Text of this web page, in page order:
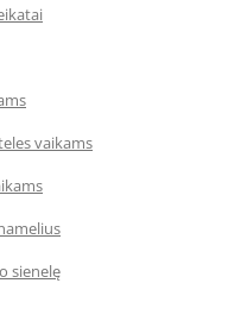
vaikams
sienelę